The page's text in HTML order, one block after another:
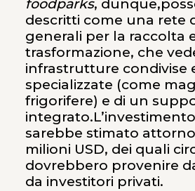
foodparks,
descritti come una rete
generali per la raccolta
trasformazione, che
infrastrutture condivise
specializzate (come
frigorifere) e di un
sarebbe stimato
milioni USD, dei quali
dovrebbero provenire
da investitori privati.